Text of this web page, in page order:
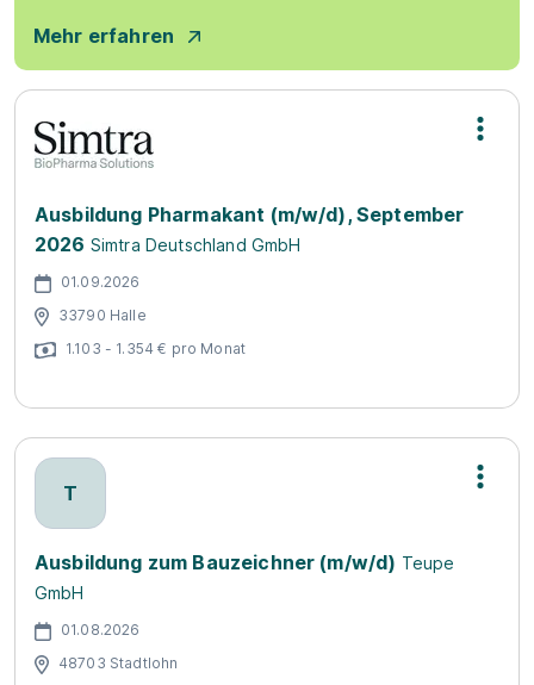
Mehr erfahren
Ausbildung Pharmakant (m/w/d), September
2026 Simtra Deutschland GmbH
01.09.2026
33790 Halle
1.103 - 1.354 € pro Monat
T
Ausbildung zum Bauzeichner (m/w/d) Teupe
GmbH
01.08.2026
48703 Stadtlohn